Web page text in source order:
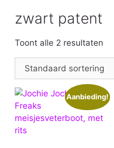
zwart patent
Toont alle 2 resultaten
Aanbieding!